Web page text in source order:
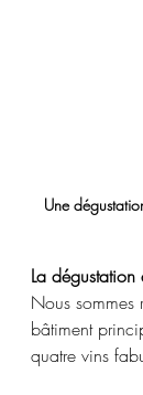
Une
La dégustation
Nous sommes
bâtiment
quatre vins